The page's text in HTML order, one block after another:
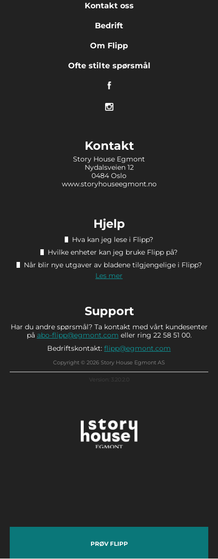
Kontakt oss
Bedrift
Om Flipp
Ofte stilte spørsmål
Kontakt
Story House Egmont
Nydalsveien 12
0484 Oslo
www.storyhouseegmont.no
Hjelp
Hva kan jeg lese i Flipp?
Hvilke enheter kan jeg bruke Flipp på?
Når blir nye utgaver av bladene tilgjengelige i Flipp?
Les mer
Support
Har du andre spørsmål? Ta kontakt med vårt kundesenter
på abo-flipp@egmont.com eller ring 22 58 51 00.
Bedriftskontakt: flipp@egmont.com
Copyright © 2026 Story House Egmont AS
Version: 3.20.2.0
PRØV FLIPP